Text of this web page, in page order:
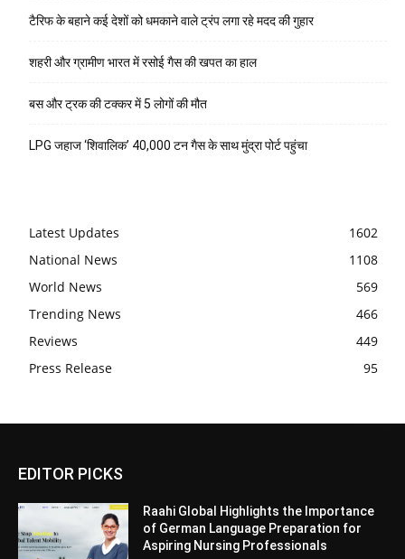
टैरिफ के बहाने कई देशों को धमकाने वाले ट्रंप लगा रहे मदद की गुहार
शहरी और ग्रामीण भारत में रसोई गैस की खपत का हाल
बस और ट्रक की टक्कर में 5 लोगों की मौत
LPG जहाज ‘शिवालिक’ 40,000 टन गैस के साथ मुंद्रा पोर्ट पहुंचा
Latest Updates
1602
National News
1108
World News
569
Trending News
466
Reviews
449
Press Release
95
EDITOR PICKS
Raahi Global Highlights the Importance
of German Language Preparation for
Aspiring Nursing Professionals